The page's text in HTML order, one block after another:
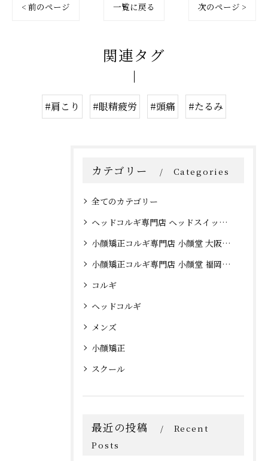
< 前のページ 一覧に戻る 次のページ >
関連タグ
#肩こり #眼精疲労 #頭痛 #たるみ
カテゴリー Categories
全てのカテゴリー
ヘッドコルギ専門店 ヘッドスイッチ 大阪心斎橋店
小顔矯正コルギ専門店 小顔堂 大阪心斎橋店
小顔矯正コルギ専門店 小顔堂 福岡天神店
コルギ
ヘッドコルギ
メンズ
小顔矯正
スクール
最近の投稿
Recent
Posts